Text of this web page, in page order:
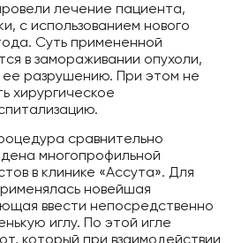
лечение пациента,
с использованием нового
Суть примененной
в замораживании опухоли,
разрушению. При этом не
хирургическое
сравнительно
многопрофильной
в клинике «Ассута». Для
новейшая
ввести непосредственно
иглу. По этой игле
который при взаимодействии